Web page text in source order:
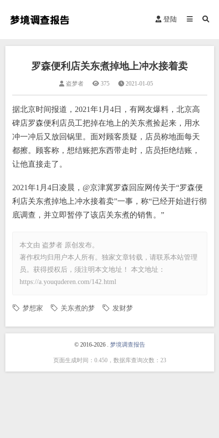
登陆
罗森便利店关东煮掉地上冲水接着卖
盗梦者 375 2021-01-05
据北京时间报道，2021年1月4日，有网友爆料，北京高
碑店罗森便利店员工把掉在地上的关东煮捡起来，用水
冲一冲后又放回锅里。面对顾客质疑，店员称地面每天
都擦。顾客称，想结账把东西带走时，店员拒绝结账，
让他直接走了。
2021年1月4日凌晨，@京津冀罗森回应网传关于“罗森便
利店关东煮掉地上冲水接着卖”一事，称“已经开始进行彻
底调查，并立即暂停了该店关东煮的销售。”
本文由 盗梦者原创发布。
著作权均归用户本人所有。独家文章转载，请联系本站管理
员。获得授权后，须注明本文地址！ 本文地址：
https://a.youquderen.com/142.html
梦想家 关东煮的梦 发财梦
© 2016-2026 . 梦境调查报告
页面生成时间：0.450，数据库查询次数：23